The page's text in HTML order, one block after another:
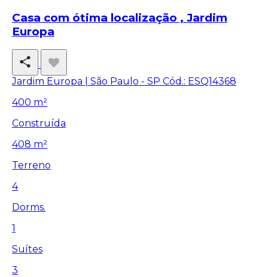
Casa com ótima localização , Jardim
Europa
Jardim Europa | São Paulo - SP Cód.: ESQ14368
400 m²
Construída
408 m²
Terreno
4
Dorms.
1
Suítes
3